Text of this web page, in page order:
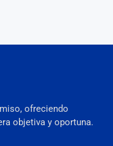
ofreciendo
objetiva y oportuna.